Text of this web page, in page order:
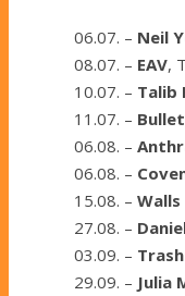
06.07. – Neil
08.07. – EAV,
10.07. – Talib
11.07. – Bullet
06.08. –
06.08. –
15.08. – Walls
27.08. –
03.09. –
29.09. – Julia